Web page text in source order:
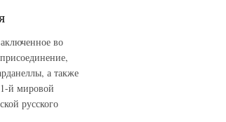
во
а также
й мировой
русского